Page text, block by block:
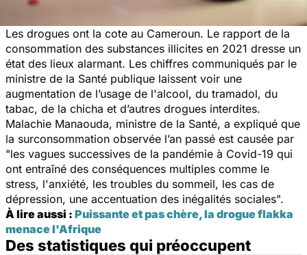
Les drogues ont la cote au Cameroun. Le rapport de la
consommation des substances illicites en 2021 dresse un
état des lieux alarmant. Les chiffres communiqués par le
ministre de la Santé publique laissent voir une
augmentation de l’usage de l'alcool, du tramadol, du
tabac, de la chicha et d’autres drogues interdites.
Malachie Manaouda, ministre de la Santé, a expliqué que
la surconsommation observée l’an passé est causée par
"les vagues successives de la pandémie à Covid-19 qui
ont entraîné des conséquences multiples comme le
stress, l'anxiété, les troubles du sommeil, les cas de
dépression, une accentuation des inégalités sociales".
À lire aussi : Puissante et pas chère, la drogue flakka
menace l'Afrique
Des statistiques qui préoccupent